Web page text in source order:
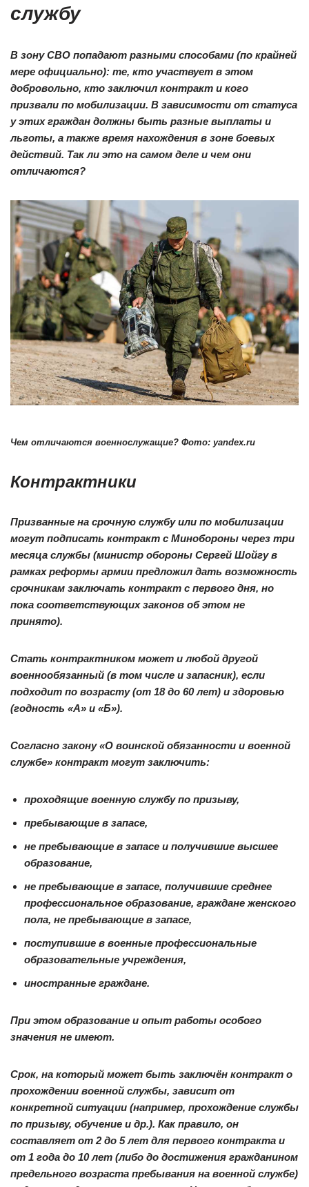
службу
В зону СВО попадают разными способами (по крайней
мере официально): те, кто участвует в этом
добровольно, кто заключил контракт и кого
призвали по мобилизации. В зависимости от статуса
у этих граждан должны быть разные выплаты и
льготы, а также время нахождения в зоне боевых
действий. Так ли это на самом деле и чем они
отличаются?
Чем отличаются военнослужащие? Фото: yandex.ru
Контрактники
Призванные на срочную службу или по мобилизации
могут подписать контракт с Минобороны через три
месяца службы (министр обороны Сергей Шойгу в
рамках реформы армии предложил дать возможность
срочникам заключать контракт с первого дня, но
пока соответствующих законов об этом не
принято).
Стать контрактником может и любой другой
военнообязанный (в том числе и запасник), если
подходит по возрасту (от 18 до 60 лет) и здоровью
(годность «А» и «Б»).
Согласно закону «О воинской обязанности и военной
службе» контракт могут заключить:
проходящие военную службу по призыву,
пребывающие в запасе,
не пребывающие в запасе и получившие высшее
образование,
не пребывающие в запасе, получившие среднее
профессиональное образование, граждане женского
пола, не пребывающие в запасе,
поступившие в военные профессиональные
образовательные учреждения,
иностранные граждане.
При этом образование и опыт работы особого
значения не имеют.
Срок, на который может быть заключён контракт о
прохождении военной службы, зависит от
конкретной ситуации (например, прохождение службы
по призыву, обучение и др.). Как правило, он
составляет от 2 до 5 лет для первого контракта и
от 1 года до 10 лет (либо до достижения гражданином
предельного возраста пребывания на военной службе)